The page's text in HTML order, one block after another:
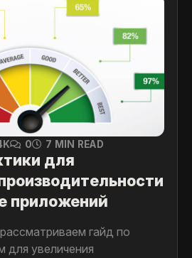
0 7 MIN READ
для
приложений
гайд по
для увеличения